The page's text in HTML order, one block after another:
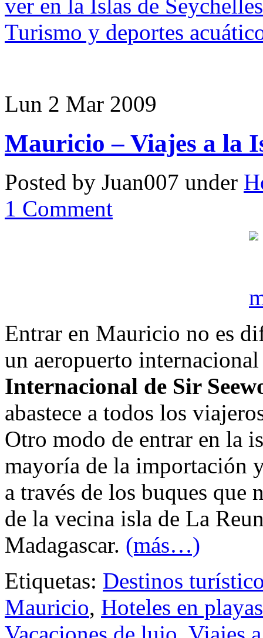
ver en la Islas de Seychelles
Turismo y deportes
Lun 2 Mar 2009
Mauricio – Viajes a la
Posted by Juan007 under
1 Comment
Entrar en Mauricio no es
un aeropuerto
Internacional de Sir
abastece a todos los
Otro modo de entrar en la
mayoría de la importación
a través de los buques que
de la vecina isla de La
Madagascar. (más…)
Etiquetas: Destinos
Mauricio, Hoteles en